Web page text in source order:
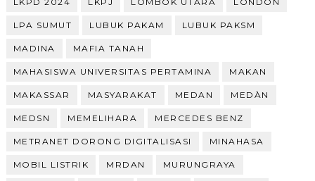
LPA SUMUT LUBUK PAKAM LUBUK PAKSM
MADINA MAFIA TANAH
MAHASISWA UNIVERSITAS PERTAMINA MAKAN
MAKASSAR MASYARAKAT MEDAN MEDÀN
MEDSN MEMELIHARA MERCEDES BENZ
METRANET DORONG DIGITALISASI MINAHASA
MOBIL LISTRIK MRDAN MURUNGRAYA